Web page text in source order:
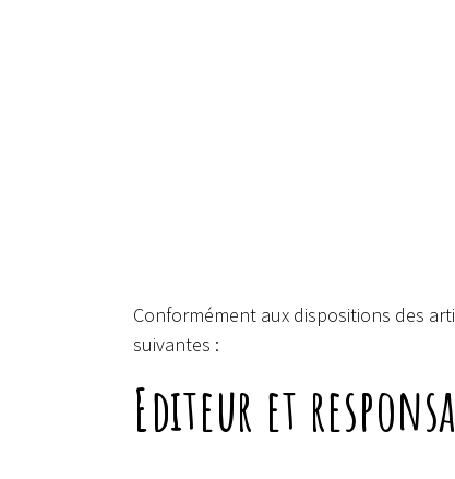
Conformément aux dispositions des
suivantes :
Editeur et